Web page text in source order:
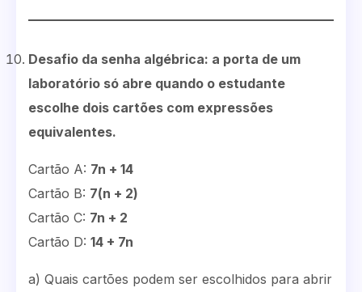
Desafio da senha algébrica: a porta de um
laboratório só abre quando o estudante
escolhe dois cartões com expressões
equivalentes.
Cartão A: 7n + 14
Cartão B: 7(n + 2)
Cartão C: 7n + 2
Cartão D: 14 + 7n
a) Quais cartões podem ser escolhidos para abrir